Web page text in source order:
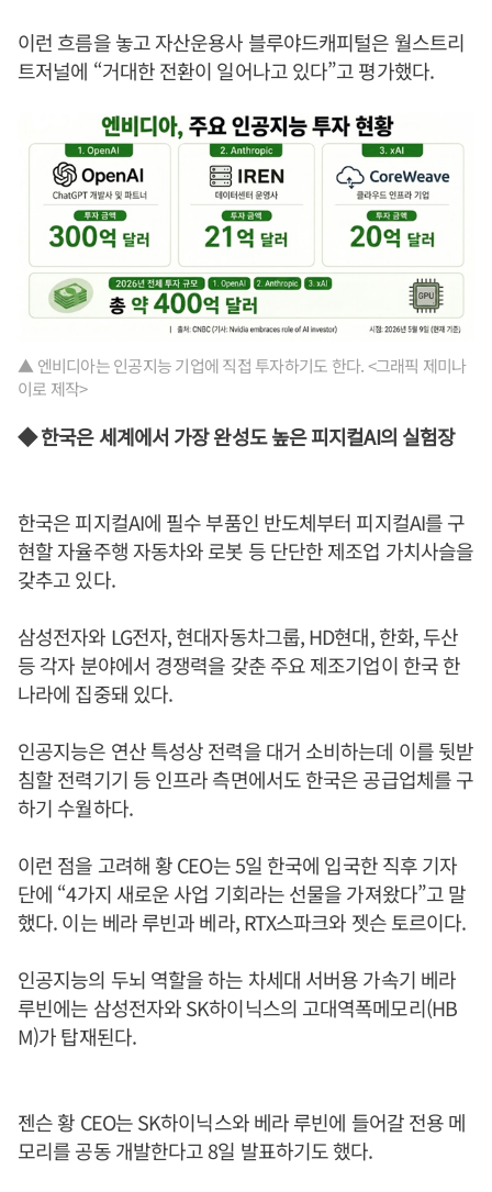
이런 흐름을 놓고 자산운용사 블루야드캐피털은 월스트리
트저널에 “거대한 전환이 일어나고 있다”고 평가했다.
▲ 엔비디아는 인공지능 기업에 직접 투자하기도 한다. <그래픽 제미나
이로 제작>
◆ 한국은 세계에서 가장 완성도 높은 피지컬AI의 실험장
한국은 피지컬AI에 필수 부품인 반도체부터 피지컬AI를 구
현할 자율주행 자동차와 로봇 등 단단한 제조업 가치사슬을
갖추고 있다.
삼성전자와 LG전자, 현대자동차그룹, HD현대, 한화, 두산
등 각자 분야에서 경쟁력을 갖춘 주요 제조기업이 한국 한
나라에 집중돼 있다.
인공지능은 연산 특성상 전력을 대거 소비하는데 이를 뒷받
침할 전력기기 등 인프라 측면에서도 한국은 공급업체를 구
하기 수월하다.
이런 점을 고려해 황 CEO는 5일 한국에 입국한 직후 기자
단에 “4가지 새로운 사업 기회라는 선물을 가져왔다”고 말
했다. 이는 베라 루빈과 베라, RTX스파크와 젯슨 토르이다.
인공지능의 두뇌 역할을 하는 차세대 서버용 가속기 베라
루빈에는 삼성전자와 SK하이닉스의 고대역폭메모리(HB
M)가 탑재된다.
젠슨 황 CEO는 SK하이닉스와 베라 루빈에 들어갈 전용 메
모리를 공동 개발한다고 8일 발표하기도 했다.